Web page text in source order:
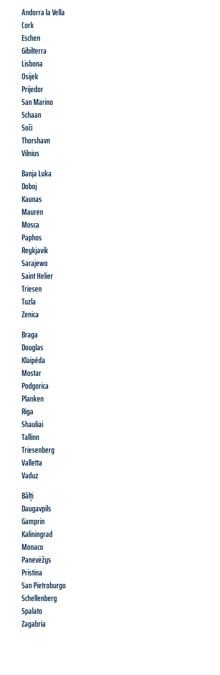
Andorra la Vella
Cork
Eschen
Gibilterra
Lisbona
Osijek
Prijedor
San Marino
Schaan
Soči
Thorshavn
Vilnius
Banja Luka
Doboj
Kaunas
Mauren
Mosca
Paphos
Reykjavik
Sarajewo
Saint Helier
Triesen
Tuzla
Zenica
Braga
Douglas
Klaipéda
Mostar
Podgorica
Planken
Riga
Shauliai
Tallinn
Triesenberg
Valletta
Vaduz
Bălți
Daugavpils
Gamprin
Kaliningrad
Monaco
Panevėžys
Pristina
San Pietroburgo
Schellenberg
Spalato
Zagabria